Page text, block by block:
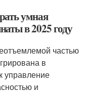
умная
в 2025 году
частью
в
управление
и